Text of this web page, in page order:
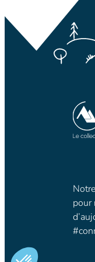
pour